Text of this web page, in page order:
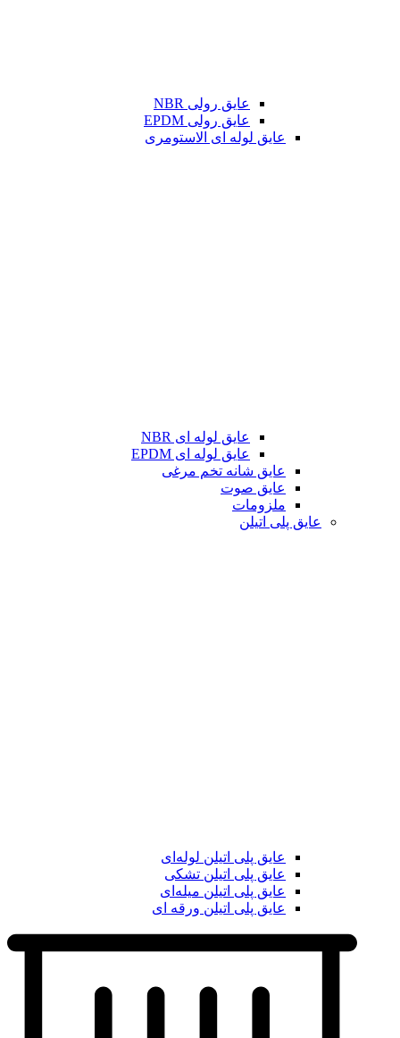
عایق رولی NBR
عایق رولی EPDM
عایق لوله ای الاستومری
عایق لوله ای NBR
عایق لوله ای EPDM
عایق شانه تخم مرغی
عایق صوت
ملزومات
عایق پلی اتیلن
عایق پلی اتیلن لوله‌ای
عایق پلی اتیلن تشکی
عایق پلی اتیلن میله‌ای
عایق پلی اتیلن ورقه ای